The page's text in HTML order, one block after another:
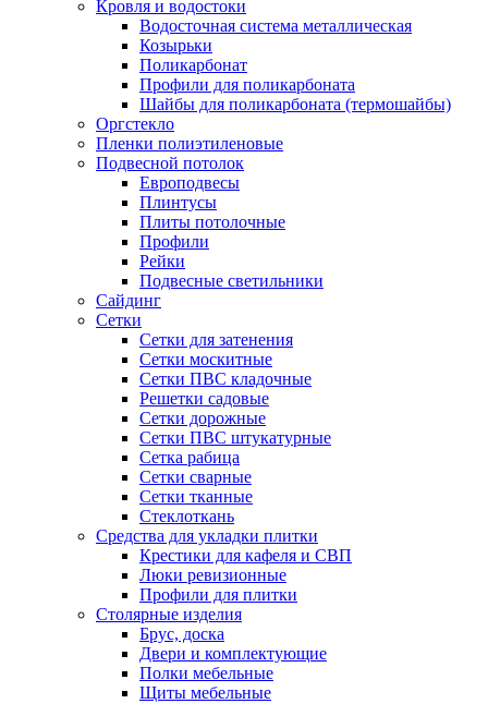
Кровля и водостоки
Водосточная система металлическая
Козырьки
Поликарбонат
Профили для поликарбоната
Шайбы для поликарбоната (термошайбы)
Оргстекло
Пленки полиэтиленовые
Подвесной потолок
Европодвесы
Плинтусы
Плиты потолочные
Профили
Рейки
Подвесные светильники
Сайдинг
Сетки
Сетки для затенения
Сетки москитные
Сетки ПВС кладочные
Решетки садовые
Сетки дорожные
Сетки ПВС штукатурные
Сетка рабица
Сетки сварные
Сетки тканные
Стеклоткань
Средства для укладки плитки
Крестики для кафеля и СВП
Люки ревизионные
Профили для плитки
Столярные изделия
Брус, доска
Двери и комплектующие
Полки мебельные
Щиты мебельные